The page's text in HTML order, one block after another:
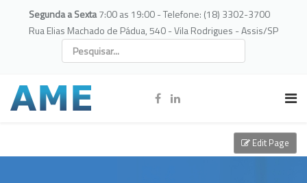
Segunda a Sexta7:00 as 19:00 - Telefone: (18) 3302-3700
Rua Elias Machado de Pádua, 540 - Vila Rodrigues - Assis/SP
Edit Page